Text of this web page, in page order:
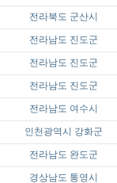
전라북도 군산시
전라남도 진도군
전라남도 진도군
전라남도 진도군
전라남도 여수시
인천광역시 강화군
전라남도 완도군
경상남도 통영시